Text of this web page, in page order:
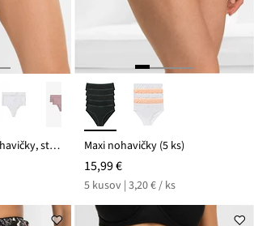
Sťahovacie string nohavičky, stredný tvarujúci efekt (2 ks) Maxi nohavičky (5 ks)
15,99 €
5 kusov | 3,20 € / ks